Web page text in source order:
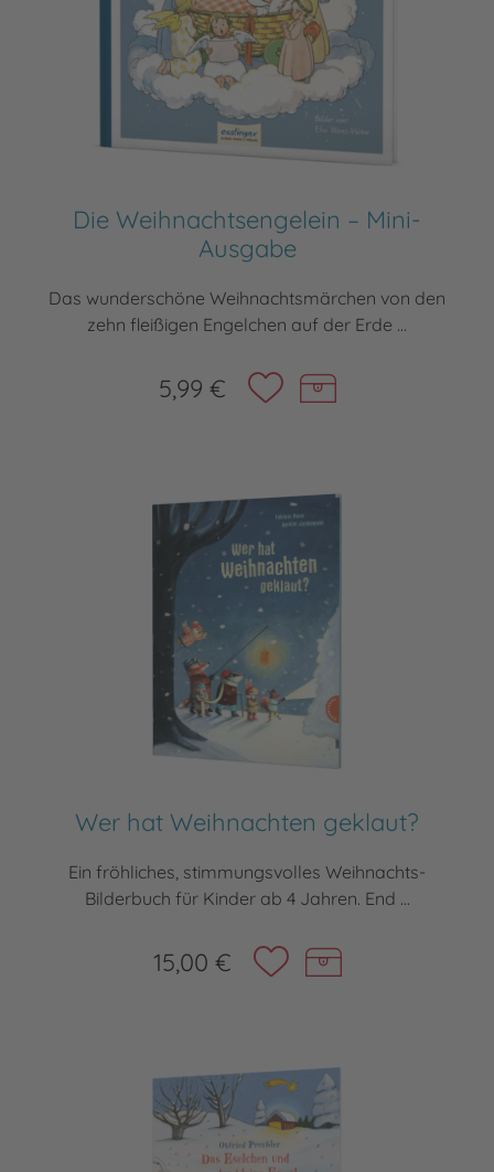
Die Weihnachtsengelein – Mini-
Ausgabe
Das wunderschöne Weihnachtsmärchen von den
zehn fleißigen Engelchen auf der Erde ...
5,99 €
Wer hat Weihnachten geklaut?
Ein fröhliches, stimmungsvolles Weihnachts-
Bilderbuch für Kinder ab 4 Jahren. End ...
15,00 €